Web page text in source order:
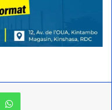
WhatsApp